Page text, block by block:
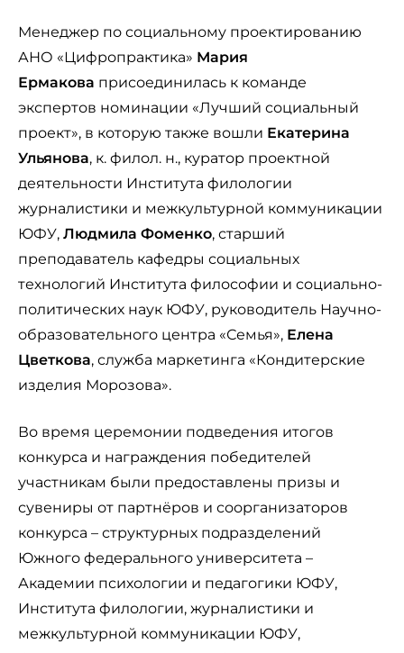
Менеджер по социальному проектированию
АНО «Цифропрактика» Мария
Ермакова присоединилась к команде
экспертов номинации «Лучший социальный
проект», в которую также вошли Екатерина
Ульянова, к. филол. н., куратор проектной
деятельности Института филологии
журналистики и межкультурной коммуникации
ЮФУ, Людмила Фоменко, старший
преподаватель кафедры социальных
технологий Института философии и социально-
политических наук ЮФУ, руководитель Научно-
образовательного центра «Семья», Елена
Цветкова, служба маркетинга «Кондитерские
изделия Морозова».
Во время церемонии подведения итогов
конкурса и награждения победителей
участникам были предоставлены призы и
сувениры от партнёров и соорганизаторов
конкурса – структурных подразделений
Южного федерального университета –
Академии психологии и педагогики ЮФУ,
Института филологии, журналистики и
межкультурной коммуникации ЮФУ,